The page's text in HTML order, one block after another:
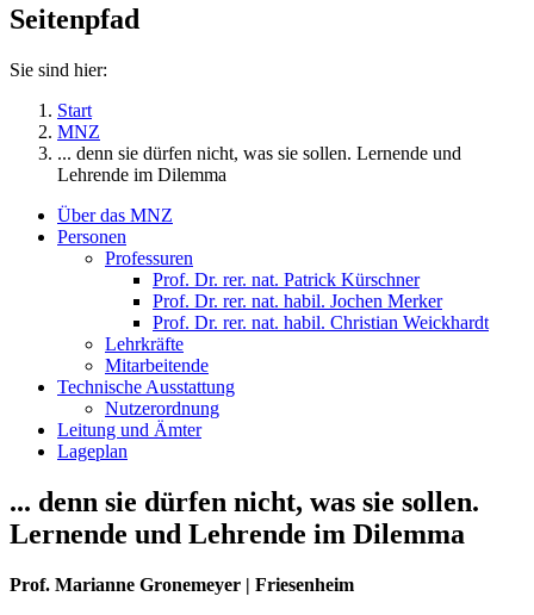
Seitenpfad
Sie sind hier:
Start
MNZ
... denn sie dürfen nicht, was sie sollen. Lernende und
Lehrende im Dilemma
Über das MNZ
Personen
Professuren
Prof. Dr. rer. nat. Patrick Kürschner
Prof. Dr. rer. nat. habil. Jochen Merker
Prof. Dr. rer. nat. habil. Christian Weickhardt
Lehrkräfte
Mitarbeitende
Technische Ausstattung
Nutzerordnung
Leitung und Ämter
Lageplan
... denn sie dürfen nicht, was sie sollen.
Lernende und Lehrende im Dilemma
Prof. Marianne Gronemeyer | Friesenheim